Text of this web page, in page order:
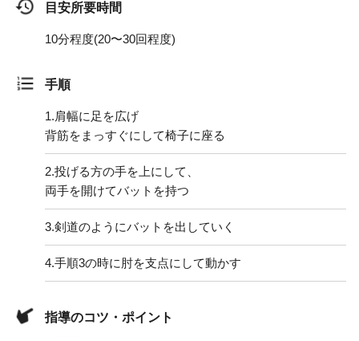
目安所要時間
10分程度(20〜30回程度)
手順
1.肩幅に足を広げ
背筋をまっすぐにして椅子に座る
2.投げる方の手を上にして、
両手を開けてバットを持つ
3.剣道のようにバットを出していく
4.手順3の時に肘を支点にして動かす
指導のコツ・ポイント